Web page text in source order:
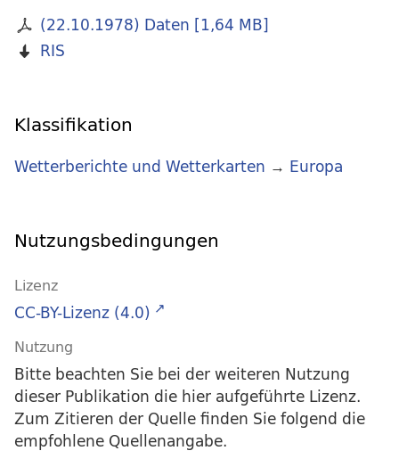
(22.10.1978) Daten [1,64 MB]
RIS
Klassifikation
Wetterberichte und Wetterkarten → Europa
Nutzungsbedingungen
Lizenz
CC-BY-Lizenz (4.0)
Nutzung
Bitte beachten Sie bei der weiteren Nutzung
dieser Publikation die hier aufgeführte Lizenz.
Zum Zitieren der Quelle finden Sie folgend die
empfohlene Quellenangabe.